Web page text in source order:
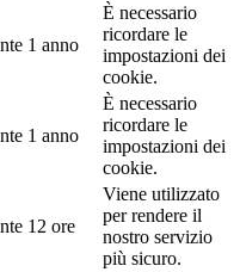
1 anno
È necessario
ricordare le
impostazioni dei
cookie.
1 anno
È necessario
ricordare le
impostazioni dei
cookie.
12 ore
Viene utilizzato
per rendere il
nostro servizio
più sicuro.